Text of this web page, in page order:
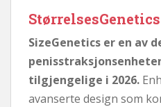
StørrelsesGenetics
SizeGenetics er en av
tilgjengelige i 2026.
avanserte design som